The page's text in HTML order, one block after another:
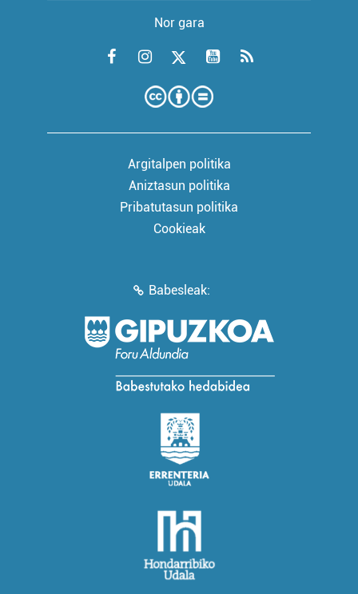
Nor gara
Argitalpen politika
Aniztasun politika
Pribatutasun politika
Cookieak
Babesleak: